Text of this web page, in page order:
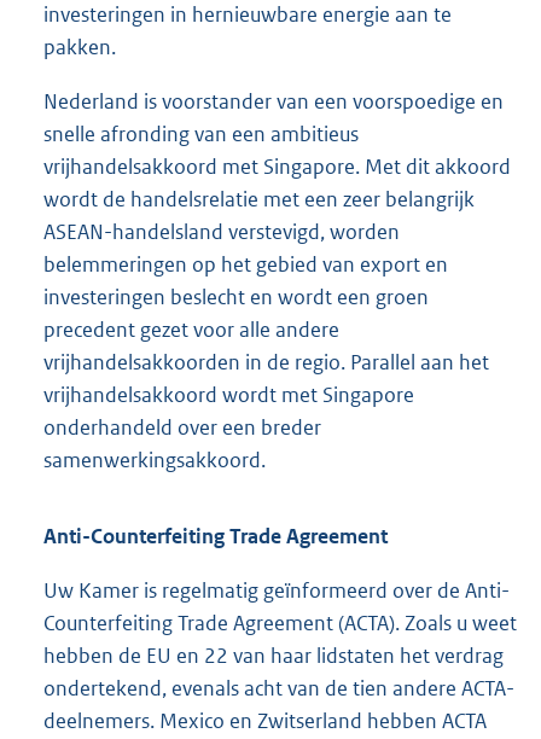
investeringen in hernieuwbare energie aan te
pakken.
Nederland is voorstander van een voorspoedige en
snelle afronding van een ambitieus
vrijhandelsakkoord met Singapore. Met dit akkoord
wordt de handelsrelatie met een zeer belangrijk
ASEAN-handelsland verstevigd, worden
belemmeringen op het gebied van export en
investeringen beslecht en wordt een groen
precedent gezet voor alle andere
vrijhandelsakkoorden in de regio. Parallel aan het
vrijhandelsakkoord wordt met Singapore
onderhandeld over een breder
samenwerkingsakkoord.
Anti-Counterfeiting Trade Agreement
Uw Kamer is regelmatig geïnformeerd over de Anti-
Counterfeiting Trade Agreement (ACTA). Zoals u weet
hebben de EU en 22 van haar lidstaten het verdrag
ondertekend, evenals acht van de tien andere ACTA-
deelnemers. Mexico en Zwitserland hebben ACTA